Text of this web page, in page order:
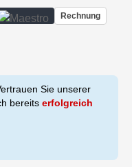
Rechnung
Sie unserer
bereits erfolgreich